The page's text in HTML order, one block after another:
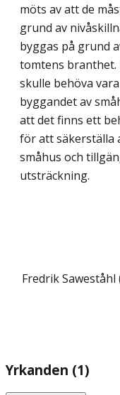
möts av att de
grund av
byggas på grund
tomtens branthet.
skulle behöva
byggandet av
att det finns ett
för att säkerställa
småhus och
utsträckning.
Fredrik Saweståhl
Yrkanden (1)